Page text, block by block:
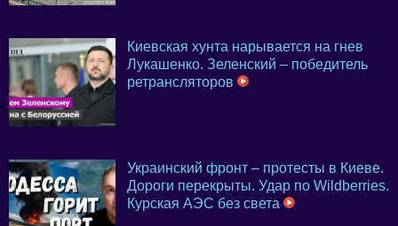
Киевская хунта нарывается на гнев
Лукашенко. Зеленский – победитель
ретрансляторов
Украинский фронт – протесты в Киеве.
Дороги перекрыты. Удар по Wildberries.
Курская АЭС без света